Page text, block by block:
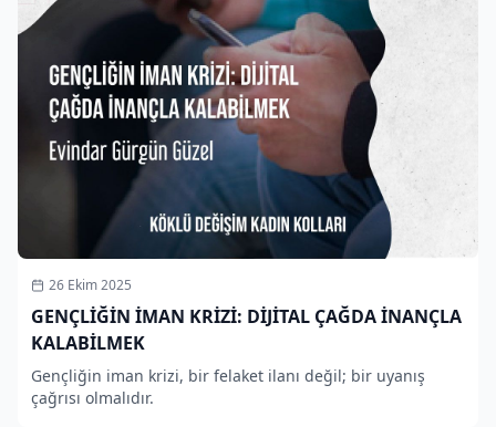
26 Ekim 2025
GENÇLİĞİN İMAN KRİZİ: DİJİTAL ÇAĞDA İNANÇLA
KALABİLMEK
Gençliğin iman krizi, bir felaket ilanı değil; bir uyanış
çağrısı olmalıdır.